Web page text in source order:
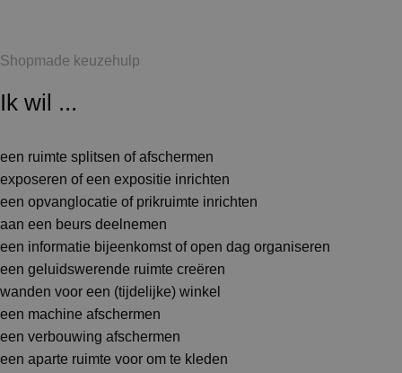
Shopmade keuzehulp
Ik wil ...
een ruimte splitsen of afschermen
exposeren of een expositie inrichten
een opvanglocatie of prikruimte inrichten
aan een beurs deelnemen
een informatie bijeenkomst of open dag organiseren
een geluidswerende ruimte creëren
wanden voor een (tijdelijke) winkel
een machine afschermen
een verbouwing afschermen
een aparte ruimte voor om te kleden